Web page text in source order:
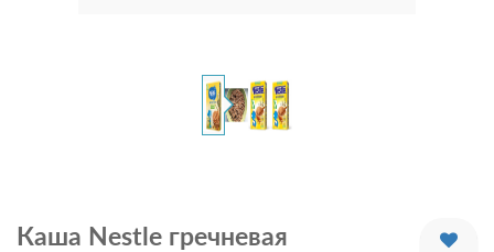
Каша Nestle гречневая